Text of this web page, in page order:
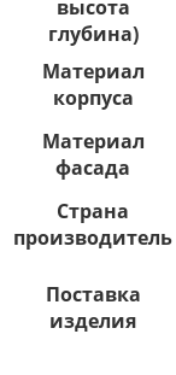
высота
глубина)
Материал
корпуса
Материал
фасада
Страна
производитель
Поставка
изделия